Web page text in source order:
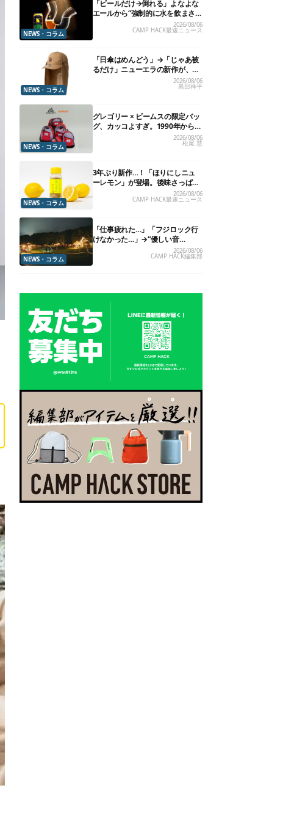
NEWS・コラム
「ビールだけ→倒れる」よなよな
エールから“強制的に水を飲まさ
2026/08/06
CAMP HACK最速ニュース
NEWS・コラム
「日傘はめんどう」→「じゃあ被
るだけ」ニューエラの新作が、真
2026/08/06
黒田祥平
NEWS・コラム
グレゴリー × ビームスの限定バッ
グ、カッコよすぎ。1990年から“3
年のみ使用”されていた、紫タグ
2026/08/06
松尾 慧
NEWS・コラム
3年ぶり新作…！「ほりにしニュ
ーレモン」が登場。後味さっぱり
の万能スパイス！【8月21日発
2026/08/06
CAMP HACK最速ニュース
NEWS・コラム
「仕事疲れた…」「フジロック行
けなかった…」→“優しい音
楽”と“大きな自然”で治癒。まだ間
2026/08/06
CAMP HACK編集部